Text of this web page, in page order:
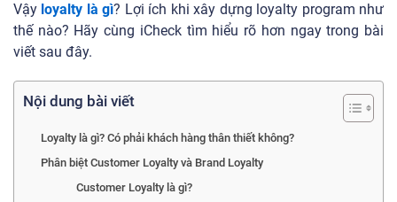
Vậy loyalty là gì? Lợi ích khi xây dựng loyalty program như
thế nào? Hãy cùng iCheck tìm hiểu rõ hơn ngay trong bài
viết sau đây.
Nội dung bài viết
Loyalty là gì? Có phải khách hàng thân thiết không?
Phân biệt Customer Loyalty và Brand Loyalty
Customer Loyalty là gì?